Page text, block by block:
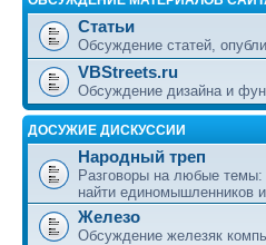
Статьи
Обсуждение статей,
VBStreets.ru
Обсуждение дизайна и
ДОСУЖИЕ ДИСКУССИИ
Народный треп
Разговоры на любые темы:
найти единомышленников
Железо
Обсуждение железяк